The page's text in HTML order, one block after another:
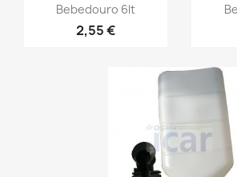
Bebedouro 6lt
2,55 €